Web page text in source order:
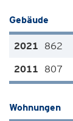
Gebäude
862
807
Wohnungen